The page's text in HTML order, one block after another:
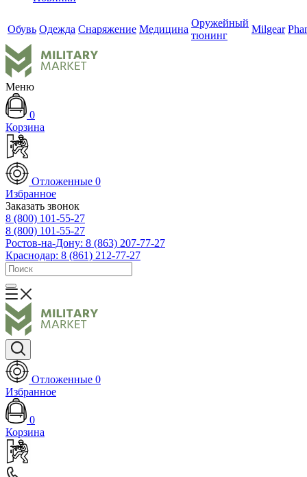
Обувь Одежда Снаряжение Медицина
Оружейный
тюнинг
Milgear
Меню
0
Корзина
Отложенные 0
Избранное
Заказать звонок
8 (800) 101-55-27
8 (800) 101-55-27
Ростов-на-Дону: 8 (863) 207-77-27
Краснодар: 8 (861) 212-77-27
Отложенные 0
Избранное
0
Корзина